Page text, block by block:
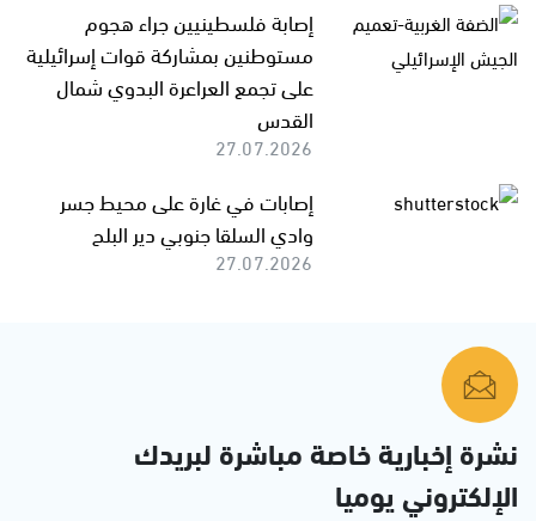
إصابة فلسطينيين جراء هجوم
مستوطنين بمشاركة قوات إسرائيلية
على تجمع العراعرة البدوي شمال
القدس
27.07.2026
إصابات في غارة على محيط جسر
وادي السلقا جنوبي دير البلح
27.07.2026
نشرة إخبارية خاصة مباشرة لبريدك
الإلكتروني يوميا